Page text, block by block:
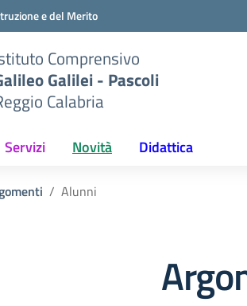
e del Merito
Comprensivo
Galilei - Pascoli
Calabria
Servizi Novità Didattica
Alunni